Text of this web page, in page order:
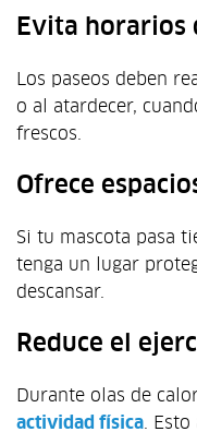
Evita horarios
Los paseos deben
o al atardecer,
frescos.
Ofrece
Si tu mascota pasa
tenga un lugar
descansar.
Reduce el
Durante olas de
actividad física. Esto